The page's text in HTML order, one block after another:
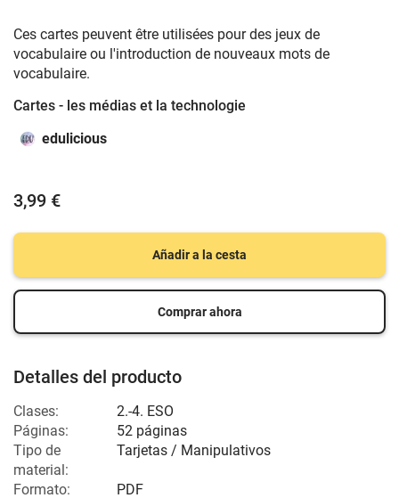
Ces cartes peuvent être utilisées pour des jeux de
vocabulaire ou l'introduction de nouveaux mots de
vocabulaire.
Cartes - les médias et la technologie
edulicious
3,99 €
Añadir a la cesta
Comprar ahora
Detalles del producto
Clases:
2.-4. ESO
Páginas:
52 páginas
Tipo de
material:
Tarjetas / Manipulativos
Formato: PDF